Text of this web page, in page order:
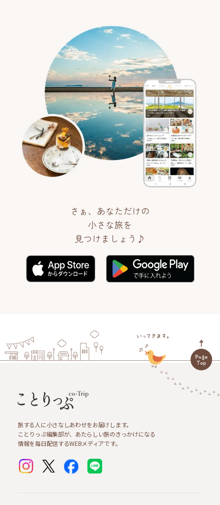
さぁ、あなただけの
小さな旅を
見つけましょう♪
旅する人に小さなしあわせをお届けします。
ことりっぷ編集部が、あたらしい旅のきっかけになる
情報を毎日配信するWEBメディアです。